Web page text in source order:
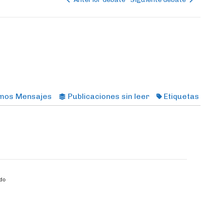
Mensajes Publicaciones sin leer Etiquetas